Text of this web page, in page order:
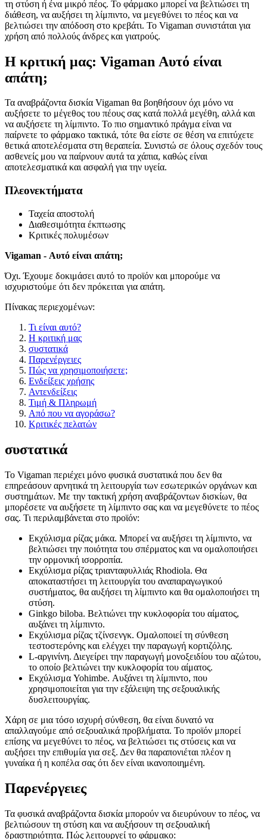
τη στύση ή ένα μικρό πέος. Το φάρμακο μπορεί να βελτιώσει τη
διάθεση, να αυξήσει τη λίμπιντο, να μεγεθύνει το πέος και να
βελτιώσει την απόδοση στο κρεβάτι. Το Vigaman συνιστάται για
χρήση από πολλούς άνδρες και γιατρούς.
Η κριτική μας: Vigaman Αυτό είναι
απάτη;
Τα αναβράζοντα δισκία Vigaman θα βοηθήσουν όχι μόνο να
αυξήσετε το μέγεθος του πέους σας κατά πολλά μεγέθη, αλλά και
να αυξήσετε τη λίμπιντο. Το πιο σημαντικό πράγμα είναι να
παίρνετε το φάρμακο τακτικά, τότε θα είστε σε θέση να επιτύχετε
θετικά αποτελέσματα στη θεραπεία. Συνιστώ σε όλους σχεδόν τους
ασθενείς μου να παίρνουν αυτά τα χάπια, καθώς είναι
αποτελεσματικά και ασφαλή για την υγεία.
Πλεονεκτήματα
Ταχεία αποστολή
Διαθεσιμότητα έκπτωσης
Κριτικές πολυμέσων
Vigaman - Αυτό είναι απάτη;
Όχι. Έχουμε δοκιμάσει αυτό το προϊόν και μπορούμε να
ισχυριστούμε ότι δεν πρόκειται για απάτη.
Πίνακας περιεχομένων:
Τι είναι αυτό?
Η κριτική μας
συστατικά
Παρενέργειες
Πώς να χρησιμοποιήσετε;
Ενδείξεις χρήσης
Αντενδείξεις
Τιμή & Πληρωμή
Από που να αγοράσω?
Κριτικές πελατών
συστατικά
Το Vigaman περιέχει μόνο φυσικά συστατικά που δεν θα
επηρεάσουν αρνητικά τη λειτουργία των εσωτερικών οργάνων και
συστημάτων. Με την τακτική χρήση αναβράζοντων δισκίων, θα
μπορέσετε να αυξήσετε τη λίμπιντο σας και να μεγεθύνετε το πέος
σας. Τι περιλαμβάνεται στο προϊόν:
Εκχύλισμα ρίζας μάκα. Μπορεί να αυξήσει τη λίμπιντο, να
βελτιώσει την ποιότητα του σπέρματος και να ομαλοποιήσει
την ορμονική ισορροπία.
Εκχύλισμα ρίζας τριανταφυλλιάς Rhodiola. Θα
αποκαταστήσει τη λειτουργία του αναπαραγωγικού
συστήματος, θα αυξήσει τη λίμπιντο και θα ομαλοποιήσει τη
στύση.
Ginkgo biloba. Βελτιώνει την κυκλοφορία του αίματος,
αυξάνει τη λίμπιντο.
Εκχύλισμα ρίζας τζίνσενγκ. Ομαλοποιεί τη σύνθεση
τεστοστερόνης και ελέγχει την παραγωγή κορτιζόλης.
L-αργινίνη. Διεγείρει την παραγωγή μονοξειδίου του αζώτου,
το οποίο βελτιώνει την κυκλοφορία του αίματος.
Εκχύλισμα Yohimbe. Αυξάνει τη λίμπιντο, που
χρησιμοποιείται για την εξάλειψη της σεξουαλικής
δυσλειτουργίας.
Χάρη σε μια τόσο ισχυρή σύνθεση, θα είναι δυνατό να
απαλλαγούμε από σεξουαλικά προβλήματα. Το προϊόν μπορεί
επίσης να μεγεθύνει το πέος, να βελτιώσει τις στύσεις και να
αυξήσει την επιθυμία για σεξ. Δεν θα παραπονιέται πλέον η
γυναίκα ή η κοπέλα σας ότι δεν είναι ικανοποιημένη.
Παρενέργειες
Τα φυσικά αναβράζοντα δισκία μπορούν να διευρύνουν το πέος, να
βελτιώσουν τη στύση και να αυξήσουν τη σεξουαλική
δραστηριότητα. Πώς λειτουργεί το φάρμακο: